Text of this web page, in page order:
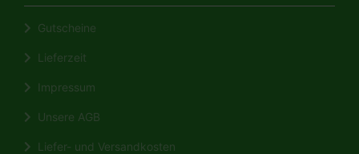
Gutscheine
Lieferzeit
Impressum
Unsere AGB
Liefer- und Versandkosten